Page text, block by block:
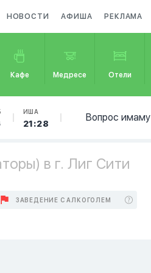
НОВОСТИ АФИША РЕКЛАМА
Кафе Медресе Отели
ИША
21:28
Вопрос имаму
в г. Лиг Сити
ЗАВЕДЕНИЕ С АЛКОГОЛЕМ